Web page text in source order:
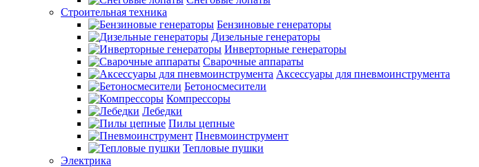
Строительная техника
Бензиновые генераторы
Дизельные генераторы
Инверторные генераторы
Сварочные аппараты
Аксессуары для пневмоинструмента
Бетоносмесители
Компрессоры
Лебедки
Пилы цепные
Пневмоинструмент
Тепловые пушки
Электрика